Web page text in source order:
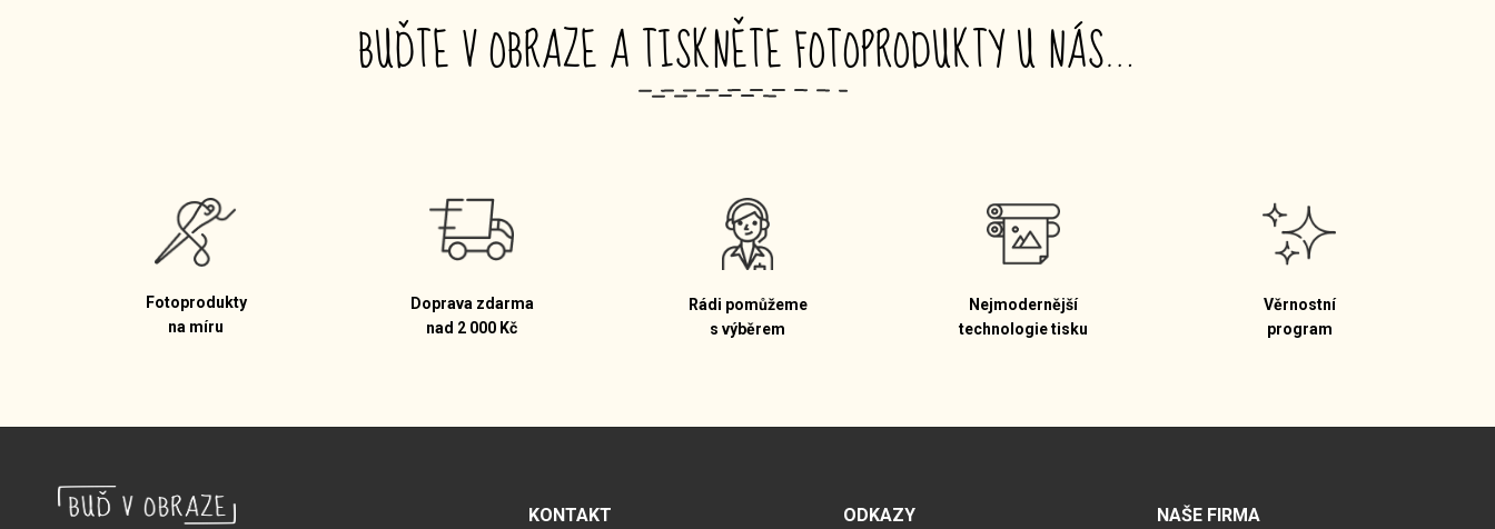
BUĎTE V OBRAZE A TISKNĚTE FOTOPRODUKTY U NÁS…
_
Fotoprodukty
na míru
Doprava zdarma
nad 2 000 Kč
Rádi pomůžeme
s výběrem
Nejmodernější
technologie tisku
Věrnostní
program
KONTAKT ODKAZY NAŠE FIRMA